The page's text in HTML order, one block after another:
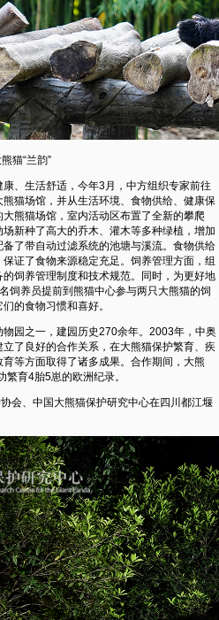
猫“兰韵”
、生活舒适，今年3月，中方组织专家前往
猫场馆，并从生活环境、食物供给、健康保
熊猫场馆，室内活动区布置了全新的攀爬
新种了高大的乔木、灌木等多种绿植，增加
了带自动过滤系统的池塘与溪流。食物供给
证了食物来源稳定充足。饲养管理方面，组
饲养管理制度和技术规范。同时，为更好地
饲养员提前到熊猫中心参与两只大熊猫的饲
的食物习惯和喜好。
园之一，建园历史270余年。2003年，中奥
了良好的合作关系，在大熊猫保护繁育、疾
等方面取得了诸多成果。合作期间，大熊
繁育4胎5崽的欧洲纪录。
会、中国大熊猫保护研究中心在四川都江堰